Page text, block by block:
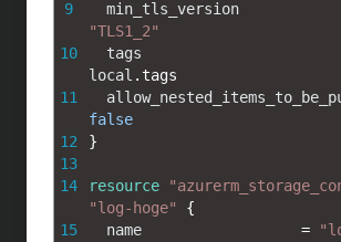
9
10
11
12
13
14
15
min_tls_version
"TLS1_2"
tags
local . tags
false
}
resource
"log-hoge"
{
name
=